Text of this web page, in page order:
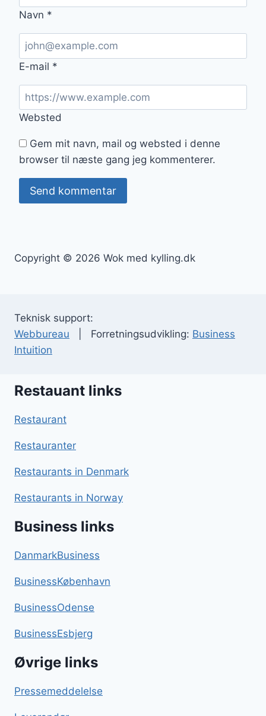
Navn *
E-mail *
Websted
Gem mit navn, mail og websted i denne
browser til næste gang jeg kommenterer.
Copyright © 2026 Wok med kylling.dk
Teknisk support:
Webbureau | Forretningsudvikling: Business
Intuition
Restauant links
Restaurant
Restauranter
Restaurants in Denmark
Restaurants in Norway
Business links
DanmarkBusiness
BusinessKøbenhavn
BusinessOdense
BusinessEsbjerg
Øvrige links
Pressemeddelelse